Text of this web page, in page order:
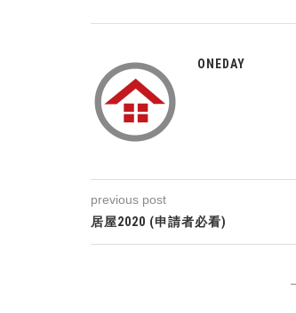
ONEDAY
previous post
居屋2020 (申請者必看)